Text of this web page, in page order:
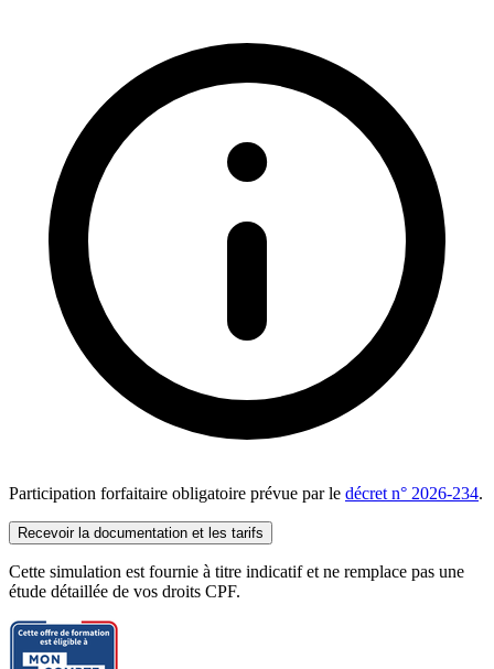
Participation forfaitaire obligatoire prévue par le décret n° 2026-234.
Recevoir la documentation et les tarifs
Cette simulation est fournie à titre indicatif et ne remplace pas une
étude détaillée de vos droits CPF.